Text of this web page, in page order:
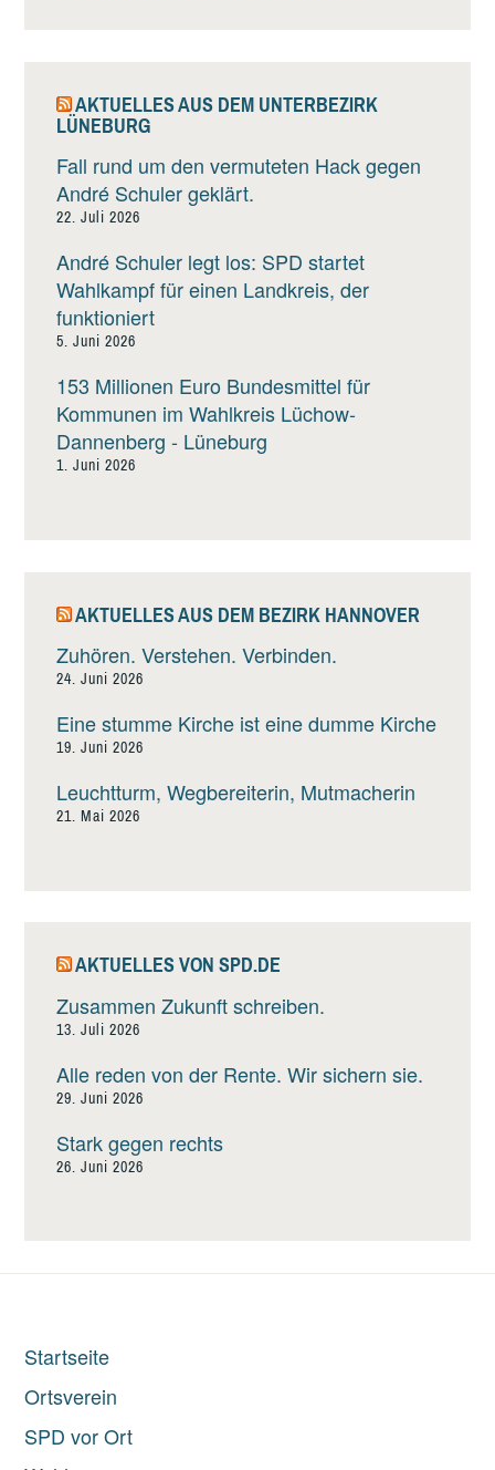
AKTUELLES AUS DEM UNTERBEZIRK
LÜNEBURG
Fall rund um den vermuteten Hack gegen
André Schuler geklärt.
22. Juli 2026
André Schuler legt los: SPD startet
Wahlkampf für einen Landkreis, der
funktioniert
5. Juni 2026
153 Millionen Euro Bundesmittel für
Kommunen im Wahlkreis Lüchow-
Dannenberg - Lüneburg
1. Juni 2026
AKTUELLES AUS DEM BEZIRK HANNOVER
Zuhören. Verstehen. Verbinden.
24. Juni 2026
Eine stumme Kirche ist eine dumme Kirche
19. Juni 2026
Leuchtturm, Wegbereiterin, Mutmacherin
21. Mai 2026
AKTUELLES VON SPD.DE
Zusammen Zukunft schreiben.
13. Juli 2026
Alle reden von der Rente. Wir sichern sie.
29. Juni 2026
Stark gegen rechts
26. Juni 2026
Startseite
Ortsverein
SPD vor Ort